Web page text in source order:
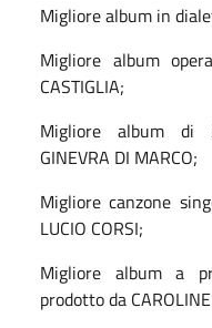
Migliore album in
Migliore album
CASTIGLIA;
Migliore album di
GINEVRA DI MARCO;
Migliore canzone
LUCIO CORSI;
Migliore album a
prodotto da